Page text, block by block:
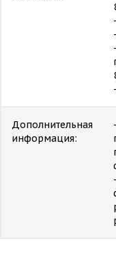
Дополнительная
информация: